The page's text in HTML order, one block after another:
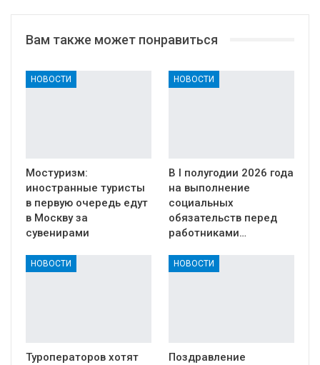
Вам также может понравиться
НОВОСТИ
Мостуризм:
иностранные туристы
в первую очередь едут
в Москву за
сувенирами
НОВОСТИ
В I полугодии 2026 года
на выполнение
социальных
обязательств перед
работниками…
НОВОСТИ
Туроператоров хотят
НОВОСТИ
Поздравление